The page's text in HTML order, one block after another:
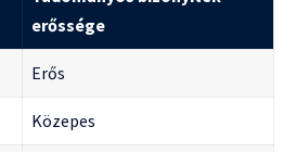
erőssége
Erős
Közepes